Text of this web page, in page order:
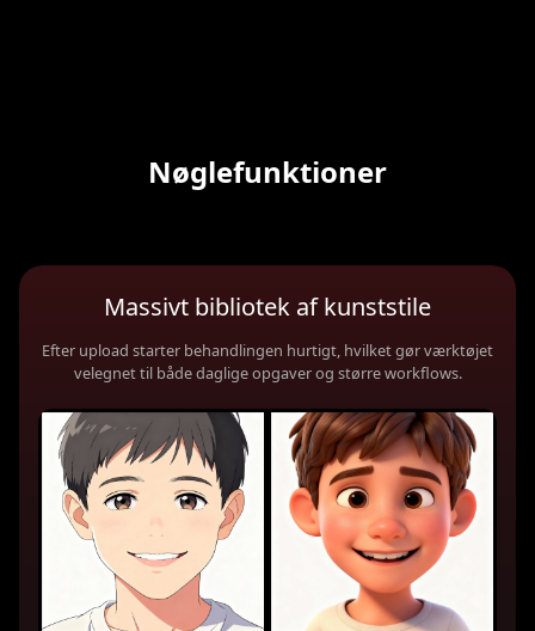
Nøglefunktioner
Massivt bibliotek af kunststile
Efter upload starter behandlingen hurtigt, hvilket gør værktøjet
velegnet til både daglige opgaver og større workflows.